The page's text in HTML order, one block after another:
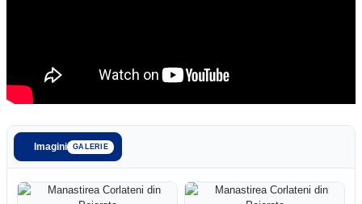
Imagini GALERIE